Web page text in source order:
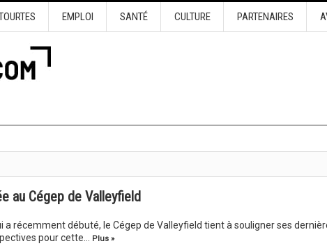
EMPLOI SANTÉ CULTURE PARTENAIRES
au Cégep de Valleyfield
a récemment débuté, le Cégep de Valleyfield tient à souligner ses
pour cette…
Plus »